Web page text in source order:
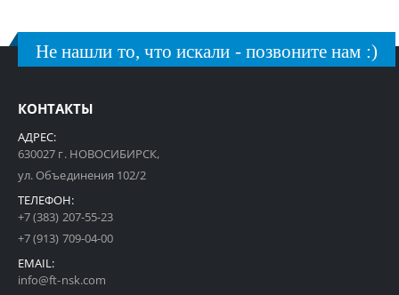
Не нашли то, что искали - позвоните нам :)
КОНТАКТЫ
АДРЕС:
630027 г. НОВОСИБИРСК,
ул. Объединения 102/2
ТЕЛЕФОН:
+7 (383) 207-55-23
+7 (913) 709-04-00
EMAIL:
info@ft-nsk.com